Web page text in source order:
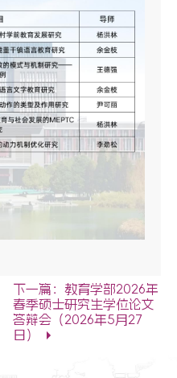
下一篇：教育学部2026年
春季硕士研究生学位论文
答辩会（2026年5月27
日）